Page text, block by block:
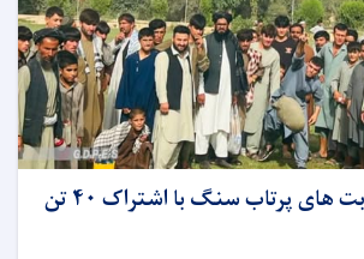
تخار؛ برگزاری رقابت های پرتاب سنگ با اشتراک ۴۰ تن